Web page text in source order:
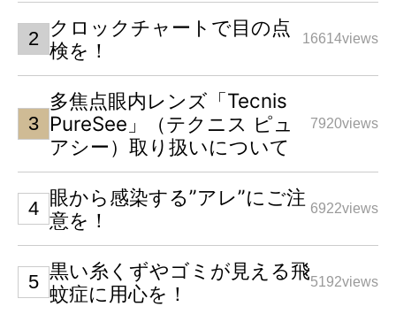
クロックチャートで目の点
検を！
16614views
多焦点眼内レンズ「Tecnis
PureSee」（テクニス ピュ
アシー）取り扱いについて
7920views
眼から感染する”アレ”にご注
意を！
6922views
黒い糸くずやゴミが見える飛
蚊症に用心を！
5192views